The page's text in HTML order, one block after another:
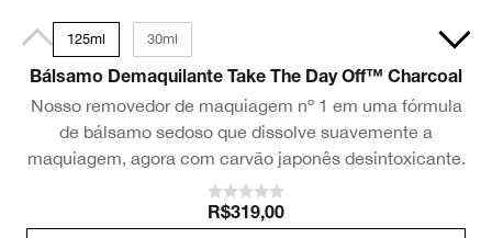
125ml 30ml
Bálsamo Demaquilante Take The Day Off™ Charcoal
Nosso removedor de maquiagem nº 1 em uma fórmula
de bálsamo sedoso que dissolve suavemente a
maquiagem, agora com carvão japonês desintoxicante.
R$319,00